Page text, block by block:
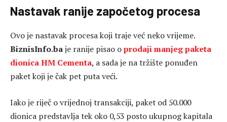
Nastavak ranije započetog procesa
Ovo je nastavak procesa koji traje već neko vrijeme.
BiznisInfo.baje ranije pisao oprodaji manjeg paketa
dionica HM Cementa, a sada je na tržište ponuđen
paket koji je čak pet puta veći.
Iako je riječ o vrijednoj transakciji, paket od 50.000
dionica predstavlja tek oko 0,53 posto ukupnog kapitala